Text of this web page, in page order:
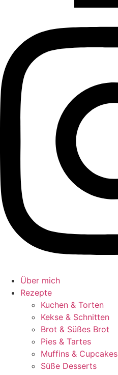
Über mich
Rezepte
Kuchen & Torten
Kekse & Schnitten
Brot & Süßes Brot
Pies & Tartes
Muffins & Cupcakes
Süße Desserts